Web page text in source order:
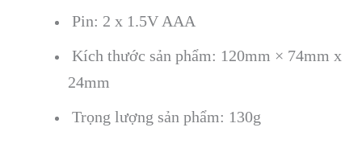
Pin: 2 x 1.5V AAA
Kích thước sản phẩm: 120mm × 74mm x
24mm
Trọng lượng sản phẩm: 130g